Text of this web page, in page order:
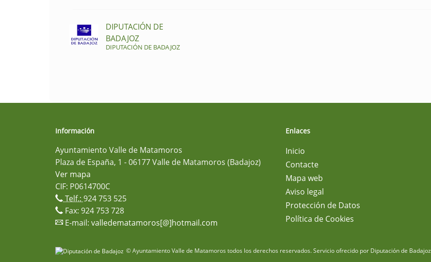
DIPUTACIÓN DE
BADAJOZ
DIPUTACIÓN DE BADAJOZ
Información
Ayuntamiento Valle de Matamoros
Plaza de España, 1 - 06177 Valle de Matamoros (Badajoz)
Ver mapa
CIF: P0614700C
Telf.:924 753 525
Fax: 924 753 728
E-mail: valledematamoros[@]hotmail.com
Enlaces
Inicio
Contacte
Mapa web
Aviso legal
Protección de Datos
Política de Cookies
© Ayuntamiento Valle de Matamoros todos los derechos reservados.Servicio ofrecido por Diputación de Badajoz